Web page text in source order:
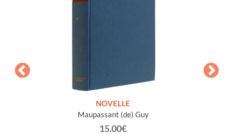
NOVELLE
Maupassant (de) Guy
15.00€